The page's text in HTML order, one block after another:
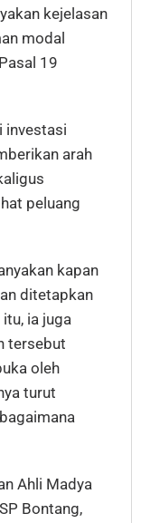
kejelasan
modal
19
investasi
arah
peluang
kapan
ditetapkan
ia juga
tersebut
oleh
turut
Ahli Madya
Bontang,